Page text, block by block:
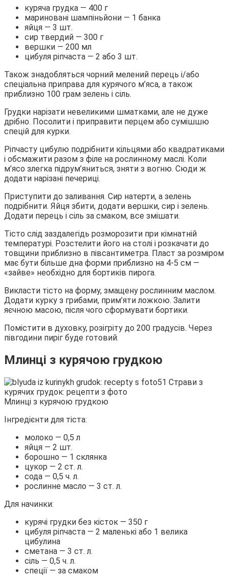
куряча грудка — 400 г
мариновані шампіньйони — 1 банка
яйця — 3 шт.
сир твердий — 300 г
вершки — 200 мл
цибуля ріпчаста — 2 або 3 шт.
Також знадобляться чорний мелений перець і/або
спеціальна приправа для курячого м’яса, а також
приблизно 100 грам зелень і сіль.
Грудки нарізати невеликими шматками, але не дуже
дрібно. Посолити і приправити перцем або сумішшю
спецій для курки.
Ріпчасту цибулю подрібнити кільцями або квадратиками
і обсмажити разом з філе на рослинному маслі. Коли
м’ясо злегка підрум’яниться, зняти з вогню. Сюди ж
додати нарізані печериці.
Приступити до заливання. Сир натерти, а зелень
подрібнити. Яйця збити, додати вершки, сир і зелень.
Додати перець і сіль за смаком, все змішати.
Тісто слід заздалегідь розморозити при кімнатній
температурі. Розстелити його на столі і розкачати до
товщини приблизно в півсантиметра. Пласт за розміром
має бути більше дна форми приблизно на 4-5 см —
«зайве» необхідно для бортиків пирога.
Викласти тісто на форму, змащену рослинним маслом.
Додати курку з грибами, прим’яти ложкою. Залити
яєчною масою, після чого сформувати бортики.
Помістити в духовку, розігріту до 200 градусів. Через
півгодини пиріг буде готовий.
Млинці з курячою грудкою
Млинці з курячою грудкою
Інгредієнти для тіста:
молоко — 0,5 л
яйця — 2 шт.
борошно — 1 склянка
цукор — 2 ст. л.
сода — 0,5 ч. л.
рослинне масло — 3 ст. л.
Для начинки:
курячі грудки без кісток — 350 г
цибуля ріпчаста — 2 маленькі або 1 велика
цибулина
сметана — 3 ст. л.
сіль — 0,5 ч. л.
спеції — за смаком